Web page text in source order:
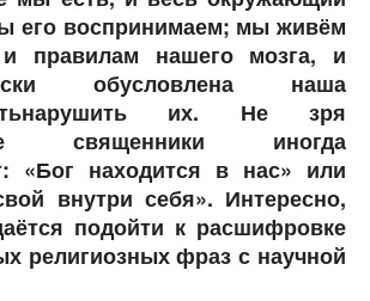
его воспринимаем; мы живём
правилам нашего мозга, и
обусловлена наша
их. Не зря
священники иногда
«Бог находится в нас» или
внутри себя». Интересно,
подойти к расшифровке
религиозных фраз с научной